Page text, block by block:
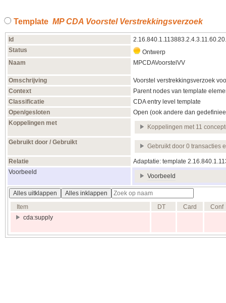
Template MP CDA Voorstel Verstrekkingsverzoek
Id
Status
Ontwerp
Naam
MPCDAVoorstelVV
Omschrijving
Voorstel verstrekkingsverzoek
Context
Parent nodes van template
Classificatie
CDA entry level template
Open/gesloten
Open (ook andere dan
Koppelingen met
Koppelingen met 11
Gebruikt door / Gebruikt
Gebruikt door 0 transacties
Relatie
Adaptatie: template
Voorbeeld
Voorbeeld
Alles uitklappen
Alles inklappen
Item
DT Card
Conf
cda:supply